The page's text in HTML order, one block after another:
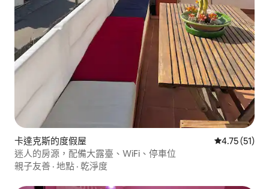
卡達克斯的度假屋 從 51 則評價
4.75 (51)
迷人的房源，配備大露臺、WiFi、停車位
親子友善 · 地點 · 乾淨度